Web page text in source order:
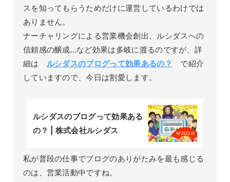
スを知ってもらうためだけに運営しているわけでは
ありません。
ナーチャリングによる営業機会創出、ルシダスへの
信頼感の醸成…など効果は多岐に渡るのですが、詳
細は ルシダスのブログって効果あるの？
で紹介
していますので、今日は割愛します。
ルシダスのブログって効果ある
の？ | 株式会社ルシダス
私が普段の仕事でブログのありがたみを最も感じる
のは、営業活動中ですね。